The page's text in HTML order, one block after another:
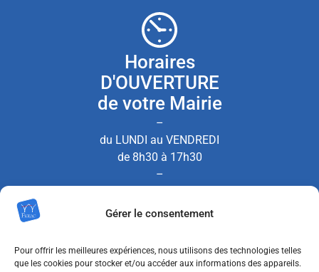
Gérer le consentement
Pour offrir les meilleures expériences, nous utilisons des technologies telles
que les cookies pour stocker et/ou accéder aux informations des appareils.
Horaires
D'OUVERTURE
de votre Mairie
–
du LUNDI au VENDREDI
de 8h30 à 17h30
–